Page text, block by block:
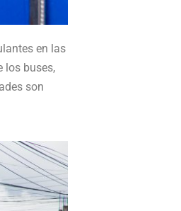
en las
los buses,
son